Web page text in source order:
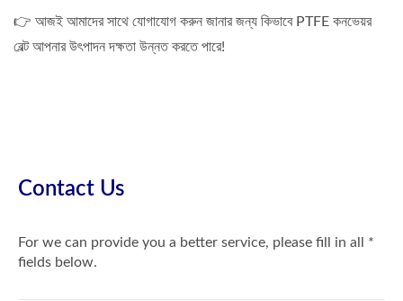
👉 আজই আমাদের সাথে যোগাযোগ করুন জানার জন্য কিভাবে PTFE কনভেয়র
বেল্ট আপনার উৎপাদন দক্ষতা উন্নত করতে পারে!